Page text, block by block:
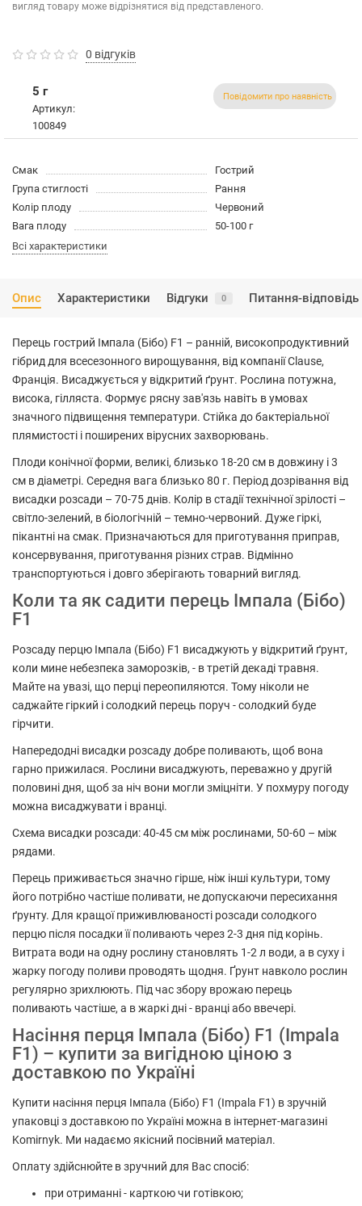
вигляд товару може відрізнятися від представленого.
0 відгуків
5 г
Артикул:
100849
Повідомити про наявність
Смак
Гострий
Група стиглості
Рання
Колір плоду
Червоний
Вага плоду
50-100 г
Всі характеристики
Опис Характеристики Відгуки 0 Питання-відповідь
Перець гострий Імпала (Бібо) F1 – ранній, високопродуктивний
гібрид для всесезонного вирощування, від компанії Clause,
Франція. Висаджується у відкритий ґрунт. Рослина потужна,
висока, гілляста. Формує рясну зав'язь навіть в умовах
значного підвищення температури. Стійка до бактеріальної
плямистості і поширених вірусних захворювань.
Плоди конічної форми, великі, близько 18-20 см в довжину і 3
см в діаметрі. Середня вага близько 80 г. Період дозрівання від
висадки розсади – 70-75 днів. Колір в стадії технічної зрілості –
світло-зелений, в біологічній – темно-червоний. Дуже гіркі,
пікантні на смак. Призначаються для приготування приправ,
консервування, приготування різних страв. Відмінно
транспортуються і довго зберігають товарний вигляд.
Коли та як садити перець Імпала (Бібо)
F1
Розсаду перцю Імпала (Бібо) F1 висаджують у відкритий ґрунт,
коли мине небезпека заморозків, - в третій декаді травня.
Майте на увазі, що перці переопиляются. Тому ніколи не
саджайте гіркий і солодкий перець поруч - солодкий буде
гірчити.
Напередодні висадки розсаду добре поливають, щоб вона
гарно прижилася. Рослини висаджують, переважно у другій
половині дня, щоб за ніч вони могли зміцніти. У похмуру погоду
можна висаджувати і вранці.
Схема висадки розсади: 40-45 см між рослинами, 50-60 – між
рядами.
Перець приживається значно гірше, ніж інші культури, тому
його потрібно частіше поливати, не допускаючи пересихання
ґрунту. Для кращої приживлюваності розсади солодкого
перцю після посадки її поливають через 2-3 дня під корінь.
Витрата води на одну рослину становлять 1-2 л води, а в суху і
жарку погоду поливи проводять щодня. Ґрунт навколо рослин
регулярно зрихлюють. Під час збору врожаю перець
поливають частіше, а в жаркі дні - вранці або ввечері.
Насіння перця Імпала (Бібо) F1 (Impala
F1) – купити за вигідною ціною з
доставкою по Україні
Купити насіння перця Імпала (Бібо) F1 (Impala F1) в зручній
упаковці з доставкою по Україні можна в інтернет-магазині
Komirnyk. Ми надаємо якісний посівний матеріал.
Оплату здійснюйте в зручний для Вас спосіб:
при отриманні - карткою чи готівкою;